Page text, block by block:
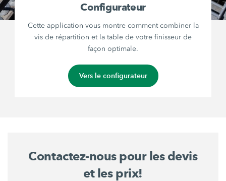
Configurateur
Cette application vous montre comment combiner la
vis de répartition et la table de votre finisseur de
façon optimale.
Vers le configurateur
Contactez-nous pour les devis
et les prix!